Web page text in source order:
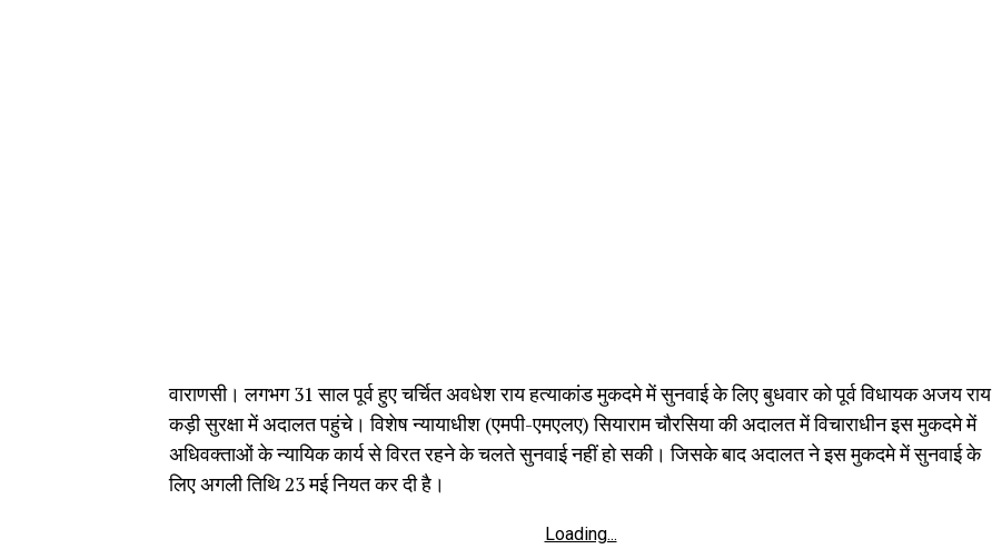
वाराणसी। लगभग 31 साल पूर्व हुए चर्चित अवधेश राय हत्याकांड मुकदमे में सुनवाई के लिए बुधवार को पूर्व विधायक अजय राय
कड़ी सुरक्षा में अदालत पहुंचे। विशेष न्यायाधीश (एमपी-एमएलए) सियाराम चौरसिया की अदालत में विचाराधीन इस मुकदमे में
अधिवक्ताओं के न्यायिक कार्य से विरत रहने के चलते सुनवाई नहीं हो सकी। जिसके बाद अदालत ने इस मुकदमे में सुनवाई के
लिए अगली तिथि 23 मई नियत कर दी है।
Loading...